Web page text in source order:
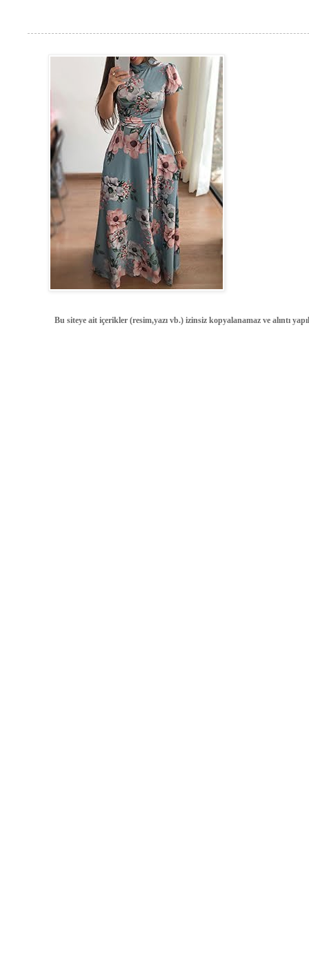
Bu siteye ait içerikler (resim,yazı vb.) izinsiz kopyalanamaz ve alıntı